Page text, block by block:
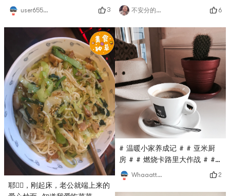
记 # # 快乐宅零食清单 # # 聊
聊咱们村的那些中式风味 #
user6550639560 3
耶✌🏻，刚起床，老公就端上来的
# 温暖小家养成记 # # 哭泣 #
# 百万积分第五季 #
不安分的🐱 6
# 温暖小家养成记 # # 亚米厨
房 # # 燃烧卡路里大作战 # #
我的早餐打卡 #滴，打卡第六
天！ 不喝咖啡会死星人 早上当
然需要一杯暖暖的咖啡啦
WhaaattttAmIDoing 2